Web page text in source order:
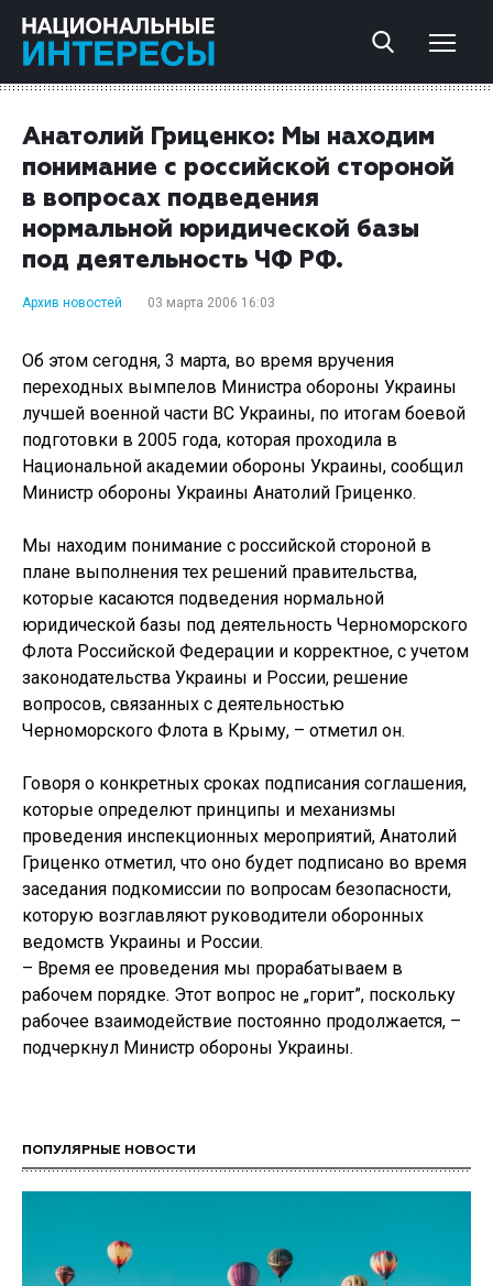
Анатолий Гриценко: Мы находим
понимание с российской стороной
в вопросах подведения
нормальной юридической базы
под деятельность ЧФ РФ.
Архив новостей 03 марта 2006 16:03
Об этом сегодня, 3 марта, во время вручения
переходных вымпелов Министра обороны Украины
лучшей военной части ВС Украины, по итогам боевой
подготовки в 2005 года, которая проходила в
Национальной академии обороны Украины, сообщил
Министр обороны Украины Анатолий Гриценко.
Мы находим понимание с российской стороной в
плане выполнения тех решений правительства,
которые касаются подведения нормальной
юридической базы под деятельность Черноморского
Флота Российской Федерации и корректное, с учетом
законодательства Украины и России, решение
вопросов, связанных с деятельностью
Черноморского Флота в Крыму, – отметил он.
Говоря о конкретных сроках подписания соглашения,
которые определют принципы и механизмы
проведения инспекционных мероприятий, Анатолий
Гриценко отметил, что оно будет подписано во время
заседания подкомиссии по вопросам безопасности,
которую возглавляют руководители оборонных
ведомств Украины и России.
– Время ее проведения мы прорабатываем в
рабочем порядке. Этот вопрос не „горит”, поскольку
рабочее взаимодействие постоянно продолжается, –
подчеркнул Министр обороны Украины.
ПОПУЛЯРНЫЕ НОВОСТИ